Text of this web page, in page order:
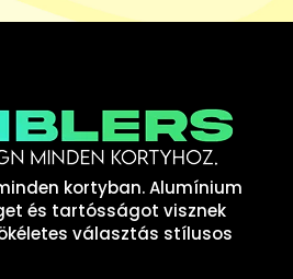
kortyban. Alumínium
és tartósságot visznek
választás stílusos